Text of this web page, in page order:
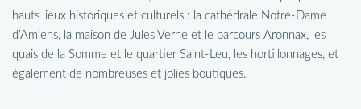
hauts lieux historiques et culturels : la cathédrale Notre-Dame
d’Amiens, la maison de Jules Verne et le parcours Aronnax, les
quais de la Somme et le quartier Saint-Leu, les hortillonnages, et
également de nombreuses et jolies boutiques.